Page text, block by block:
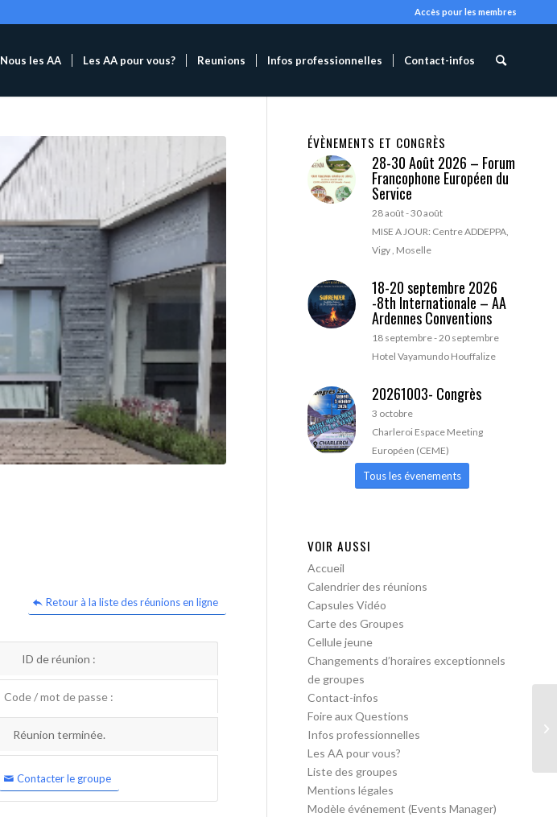
Accès pour les membres
Nous les AA Les AA pour vous? Reunions Infos professionnelles Contact-infos
Retour à la liste des réunions en ligne
ID de réunion :
Code / mot de passe :
Réunion terminée.
Contacter le groupe
ÉVÈNEMENTS ET CONGRÈS
28-30 Août 2026 – Forum
Francophone Européen du
Service
28 août-30 août
MISE A JOUR: Centre ADDEPPA,
Vigy , Moselle
18-20 septembre 2026
-8th Internationale – AA
Ardennes Conventions
18 septembre-20 septembre
Hotel Vayamundo Houffalize
20261003- Congrès
3 octobre
Charleroi Espace Meeting
Européen (CEME)
Tous les évenements
VOIR AUSSI
Accueil
Calendrier des réunions
Capsules Vidéo
Carte des Groupes
Cellule jeune
Changements d’horaires exceptionnels
de groupes
Contact-infos
Foire aux Questions
Infos professionnelles
Les AA pour vous?
Liste des groupes
Mentions légales
Modèle événement (Events Manager)